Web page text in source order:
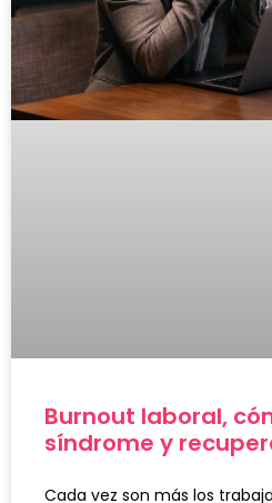
Burnout laboral,
síndrome y
Cada vez son más los